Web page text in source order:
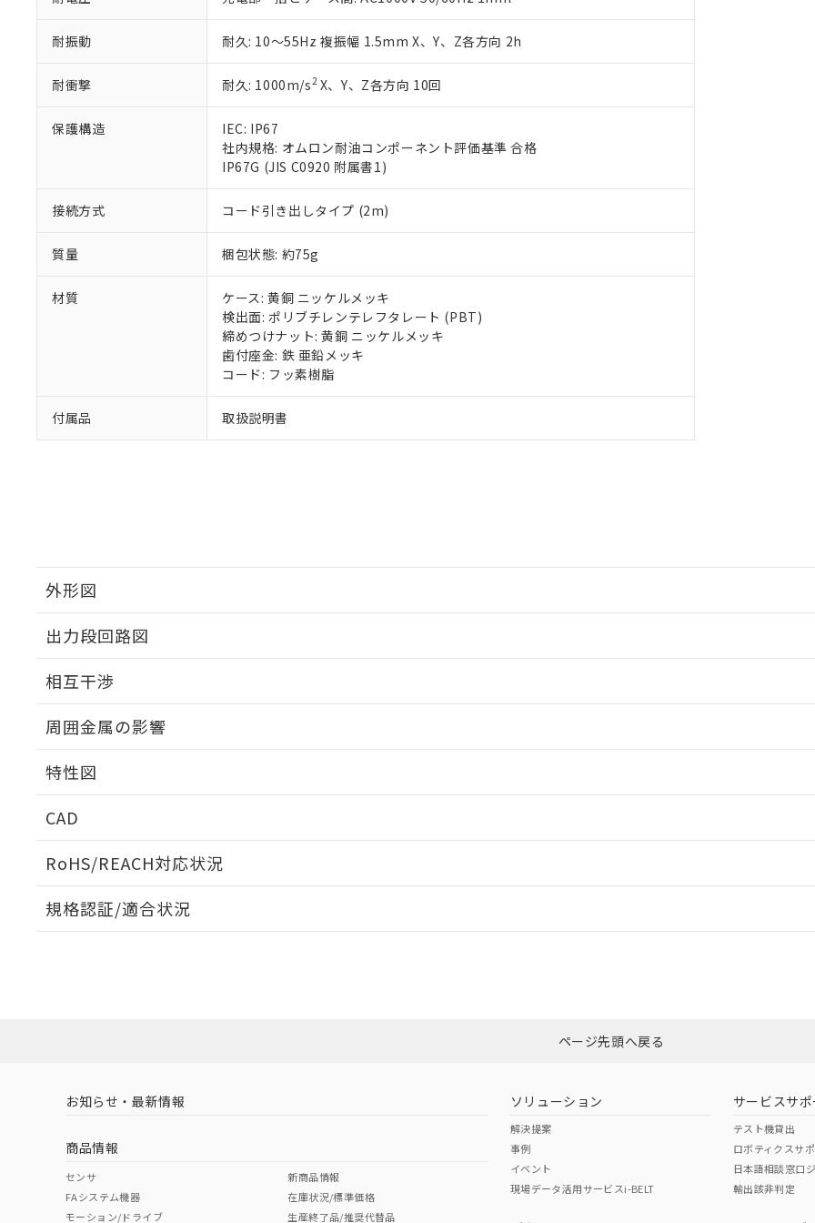
耐振動 耐久: 10～55Hz 複振幅 1.5mm X、Y、Z各方向 2h
耐衝撃 耐久: 1000m/s2X、Y、Z各方向 10回
保護構造
IEC: IP67
社内規格: オムロン耐油コンポーネント評価基準 合格
IP67G (JIS C0920 附属書1)
接続方式 コード引き出しタイプ (2m)
質量 梱包状態: 約75g
材質
ケース: 黄銅 ニッケルメッキ
検出面: ポリブチレンテレフタレート (PBT)
締めつけナット: 黄銅 ニッケルメッキ
歯付座金: 鉄 亜鉛メッキ
コード: フッ素樹脂
付属品 取扱説明書
外形図
出力段回路図
相互干渉
A: 30mm以上、B: 20mm以上
周囲金属の影響
特性図
CAD
RoHS/REACH対応状況
EU RoHS 注意事項・凡例
ダウンロードはこちら
中国 RoHS 注意事項・凡例
中国 RoHS表
Pb Hg Cr(VI)
規格認証/適合状況
（イギリス
（ノルウェー
（日本
（アメリカ
51物質の非含有証明書（当社基準）
※本証明書は発行日時点で非含有を証明するもので、過去に遡って非含有を証明するも
また、RoHS指令のフタル酸エステル類４物質の対応では、対応完了までの期間は出
混在することから備考欄に対応日を記載しておりました。
既に当社にて対応品への在庫切替を完了していることから、特段のことがない限り、
り割愛しております。
ページ先頭へ戻る
お知らせ・最新情報
商品情報
センサ
FAシステム機器
モーション/ドライブ
新商品情報
在庫状況/標準価格
生産終了品/推奨代替品
ソリューション
解決提案
事例
イベント
現場データ活用サービスi-BELT
サービスサポ
テスト機貸出
ロボティクスサ
日本語相談窓口
輸出該非判定